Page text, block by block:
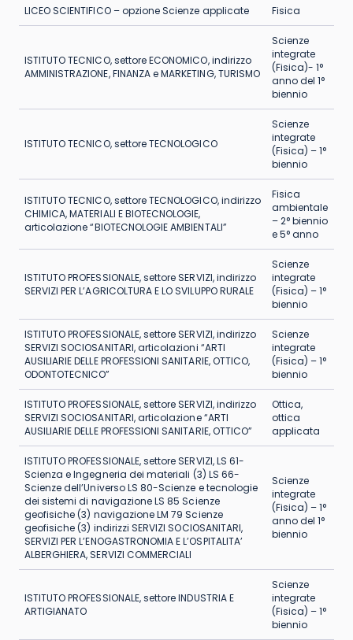
LICEO SCIENTIFICO – opzione Scienze applicate Fisica
ISTITUTO TECNICO, settore ECONOMICO, indirizzo
AMMINISTRAZIONE, FINANZA e MARKETING, TURISMO
Scienze
integrate
(Fisica)- 1°
anno del 1°
biennio
ISTITUTO TECNICO, settore TECNOLOGICO
Scienze
integrate
(Fisica) – 1°
biennio
ISTITUTO TECNICO, settore TECNOLOGICO, indirizzo
CHIMICA, MATERIALI E BIOTECNOLOGIE,
articolazione “BIOTECNOLOGIE AMBIENTALI”
Fisica
ambientale
– 2° biennio
e 5° anno
ISTITUTO PROFESSIONALE, settore SERVIZI, indirizzo
SERVIZI PER L’AGRICOLTURA E LO SVILUPPO RURALE
Scienze
integrate
(Fisica) – 1°
biennio
ISTITUTO PROFESSIONALE, settore SERVIZI, indirizzo
SERVIZI SOCIOSANITARI, articolazioni “ARTI
AUSILIARIE DELLE PROFESSIONI SANITARIE, OTTICO,
ODONTOTECNICO”
Scienze
integrate
(Fisica) – 1°
biennio
ISTITUTO PROFESSIONALE, settore SERVIZI, indirizzo
SERVIZI SOCIOSANITARI, articolazione “ARTI
AUSILIARIE DELLE PROFESSIONI SANITARIE, OTTICO”
Ottica,
ottica
applicata
ISTITUTO PROFESSIONALE, settore SERVIZI, LS 61-
Scienza e Ingegneria dei materiali (3) LS 66-
Scienze dell’Universo LS 80-Scienze e tecnologie
dei sistemi di navigazione LS 85 Scienze
geofisiche (3) navigazione LM 79 Scienze
geofisiche (3) indirizzi SERVIZI SOCIOSANITARI,
SERVIZI PER L’ENOGASTRONOMIA E L’OSPITALITA’
ALBERGHIERA, SERVIZI COMMERCIALI
Scienze
integrate
(Fisica) – 1°
anno del 1°
biennio
ISTITUTO PROFESSIONALE, settore INDUSTRIA E
ARTIGIANATO
Scienze
integrate
(Fisica) – 1°
biennio